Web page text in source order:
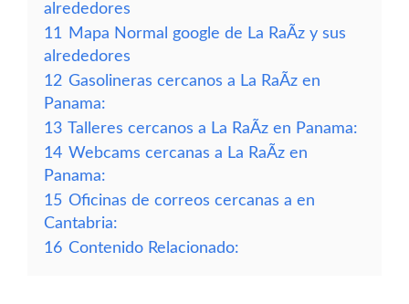
alrededores
11
Mapa Normal google de La RaÃ­z y sus
alrededores
12 Gasolineras cercanos a La RaÃ­z en
Panama:
13 Talleres cercanos a La RaÃ­z en Panama:
14 Webcams cercanas a La RaÃ­z en
Panama:
15 Oficinas de correos cercanas a en
Cantabria:
16 Contenido Relacionado: